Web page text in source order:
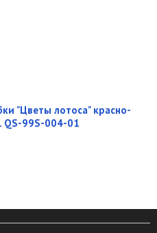
"Цветы лотоса" красно-
QS-99S-004-01